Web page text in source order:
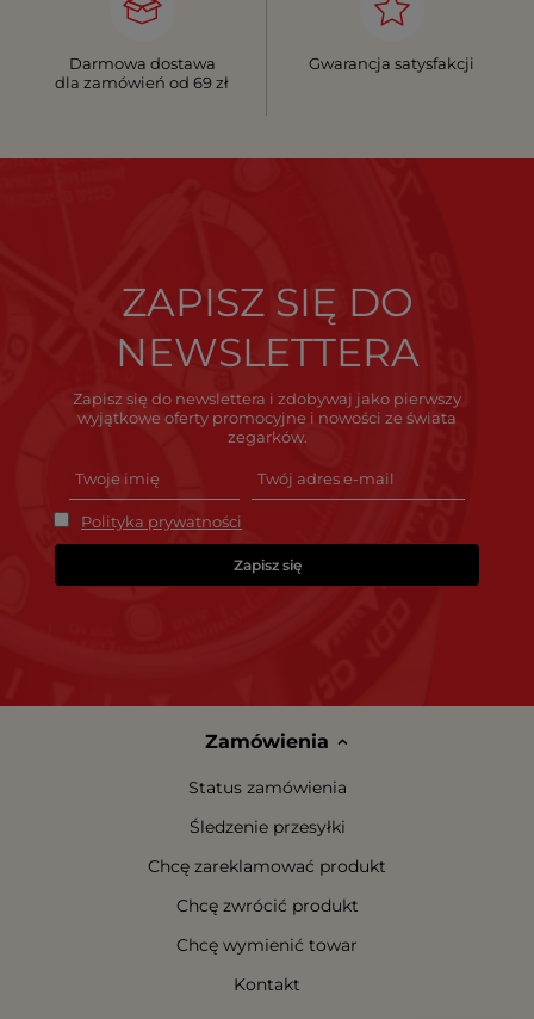
Darmowa dostawa
dla zamówień od 69 zł
Gwarancja satysfakcji
ZAPISZ SIĘ DO
NEWSLETTERA
Zapisz się do newslettera i zdobywaj jako pierwszy
wyjątkowe oferty promocyjne i nowości ze świata
zegarków.
Polityka prywatności
Zapisz się
Zamówienia
Status zamówienia
Śledzenie przesyłki
Chcę zareklamować produkt
Chcę zwrócić produkt
Chcę wymienić towar
Kontakt